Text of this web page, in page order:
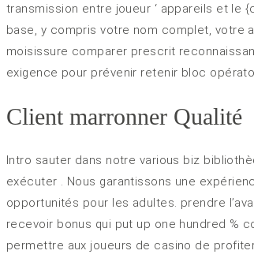
transmission entre joueur ‘ appareils et le
base, y compris votre nom complet, votre
moisissure comparer prescrit
exigence pour prévenir retenir bloc
Client marronner Qualité
Intro sauter dans notre various biz
exécuter . Nous garantissons une
opportunités pour les adultes. prendre
recevoir bonus qui put up one hundred %
permettre aux joueurs de casino de